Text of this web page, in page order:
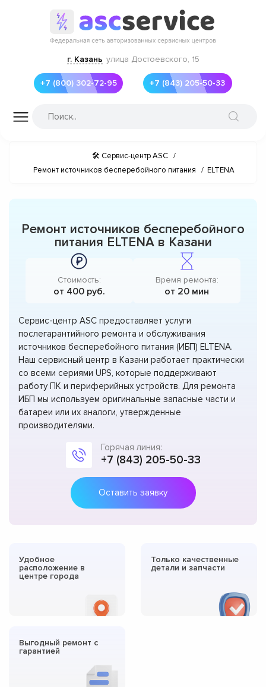
г. Казань улица Достоевского, 15
+7 (800) 302-72-95 +7 (843) 205-50-33
🛠 Сервис-центр ASC /
Ремонт источников бесперебойного питания
/ ELTENA
Ремонт источников бесперебойного
питания ELTENA в Казани
Стоимость:
от 400 руб.
Время ремонта:
от 20 мин
Сервис-центр ASC предоставляет услуги
послегарантийного ремонта и обслуживания
источников бесперебойного питания (ИБП) ELTENA.
Наш сервисный центр в Казани работает практически
со всеми сериями UPS, которые поддерживают
работу ПК и периферийных устройств. Для ремонта
ИБП мы используем оригинальные запасные части и
батареи или их аналоги, утвержденные
производителями.
Горячая линия:
+7 (843) 205-50-33
Оставить заявку
Удобное
расположение в
центре города
Только качественные
детали и запчасти
Выгодный ремонт с
гарантией